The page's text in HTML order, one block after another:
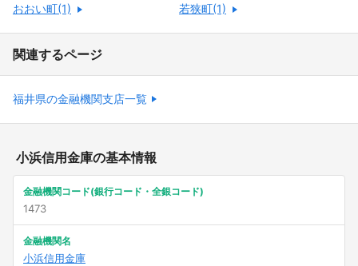
おおい町(1) 若狭町(1)
関連するページ
福井県の金融機関支店一覧
小浜信用金庫の基本情報
金融機関コード(銀行コード・全銀コード)
1473
金融機関名
小浜信用金庫